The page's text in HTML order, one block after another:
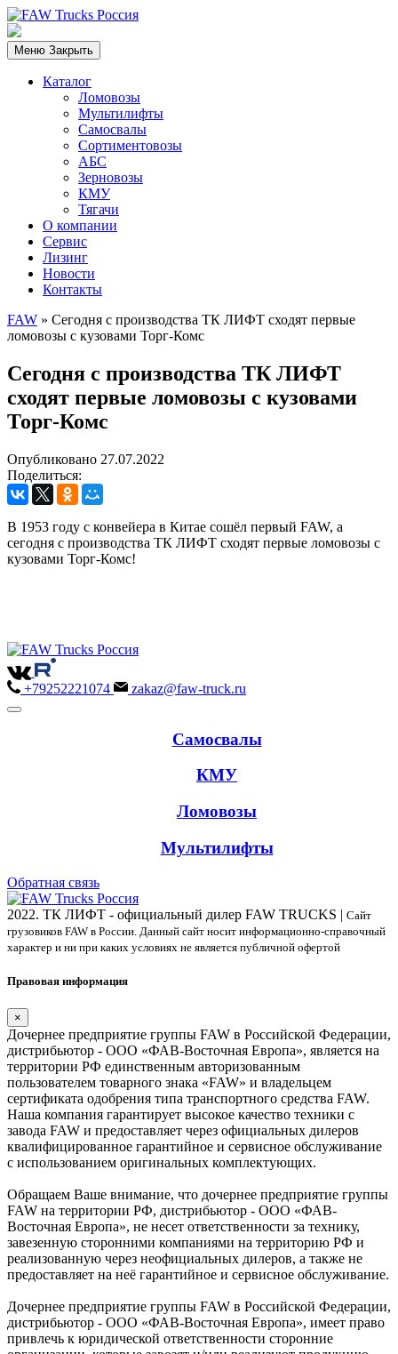
Меню Закрыть
Каталог
Ломовозы
Мультилифты
Самосвалы
Сортиментовозы
АБС
Зерновозы
КМУ
Тягачи
О компании
Сервис
Лизинг
Новости
Контакты
FAW » Сегодня с производства ТК ЛИФТ сходят первые
ломовозы с кузовами Торг-Комс
Сегодня с производства ТК ЛИФТ
сходят первые ломовозы с кузовами
Торг-Комс
Опубликовано 27.07.2022
Поделиться:
В 1953 году с конвейера в Китае сошёл первый FAW, а
сегодня с производства ТК ЛИФТ сходят первые ломовозы с
кузовами Торг-Комс!
+79252221074 zakaz@faw-truck.ru
Самосвалы
КМУ
Ломовозы
Мультилифты
Обратная связь
2022. ТК ЛИФТ - официальный дилер FAW TRUCKS | Сайт
грузовиков FAW в России. Данный сайт носит информационно-справочный
характер и ни при каких условиях не является публичной офертой
Правовая информация
×
Дочернее предприятие группы FAW в Российской Федерации,
дистрибьютор - ООО «ФАВ-Восточная Европа», является на
территории РФ единственным авторизованным
пользователем товарного знака «FAW» и владельцем
сертификата одобрения типа транспортного средства FAW.
Наша компания гарантирует высокое качество техники с
завода FAW и предоставляет через официальных дилеров
квалифицированное гарантийное и сервисное обслуживание
с использованием оригинальных комплектующих.
Обращаем Ваше внимание, что дочернее предприятие группы
FAW на территории РФ, дистрибьютор - ООО «ФАВ-
Восточная Европа», не несет ответственности за технику,
завезенную сторонними компаниями на территорию РФ и
реализованную через неофициальных дилеров, а также не
предоставляет на неё гарантийное и сервисное обслуживание.
Дочернее предприятие группы FAW в Российской Федерации,
дистрибьютор - ООО «ФАВ-Восточная Европа», имеет право
привлечь к юридической ответственности сторонние